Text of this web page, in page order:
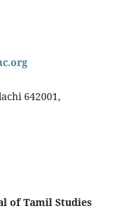
642001,
of Tamil Studies